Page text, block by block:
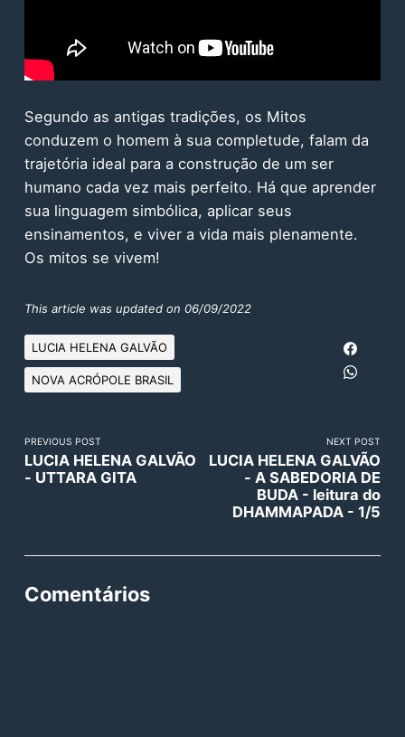
Segundo as antigas tradições, os Mitos
conduzem o homem à sua completude, falam da
trajetória ideal para a construção de um ser
humano cada vez mais perfeito. Há que aprender
sua linguagem simbólica, aplicar seus
ensinamentos, e viver a vida mais plenamente.
Os mitos se vivem!
This article was updated on 06/09/2022
LUCIA HELENA GALVÃO
NOVA ACRÓPOLE BRASIL
PREVIOUS POST
LUCIA HELENA GALVÃO
- UTTARA GITA
NEXT POST
LUCIA HELENA GALVÃO
- A SABEDORIA DE
BUDA - leitura do
DHAMMAPADA - 1/5
Comentários